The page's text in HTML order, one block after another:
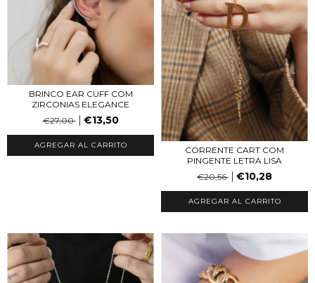
BRINCO EAR CUFF COM
ZIRCONIAS ELEGANCE
€27,00
€13,50
AGREGAR AL CARRITO
CORRENTE CART COM
PINGENTE LETRA LISA
€20,56
€10,28
AGREGAR AL CARRITO